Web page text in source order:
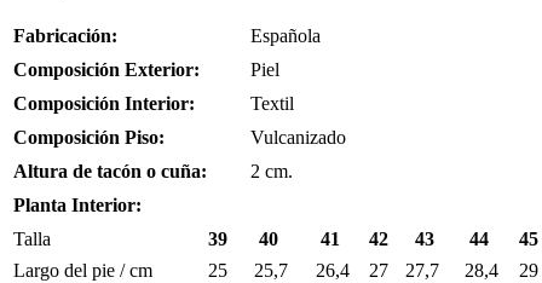
Fabricación:
Española
Composición Exterior:
Piel
Composición Interior:
Textil
Composición Piso:
Vulcanizado
Altura de tacón o cuña:
2 cm.
Planta Interior:
Talla
39 40 41 42 43 44
45
Largo del pie / cm
25 25,7 26,4 27 27,7 28,4 29